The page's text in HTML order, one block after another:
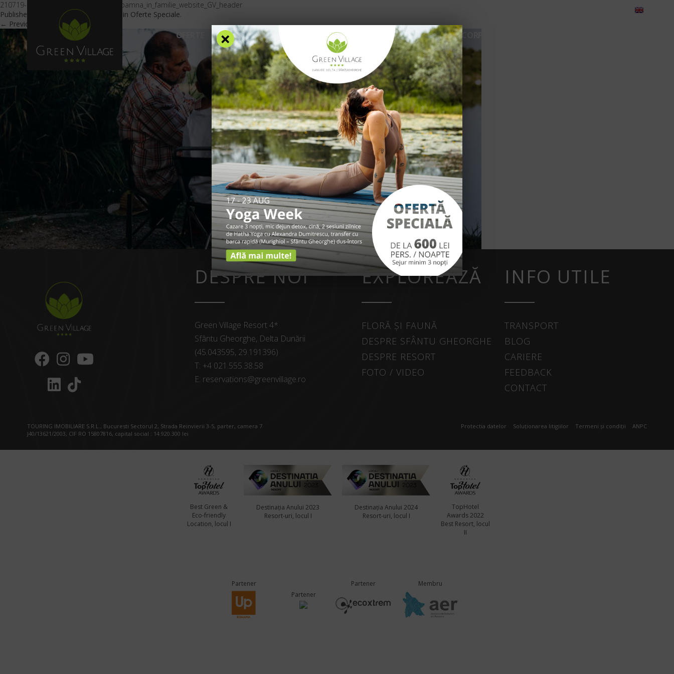
OFERTE CAZARE FACILITĂȚI EXPERIENȚE TARIFE INFO UTILE CORPORATE
210719-Imagine_oferta_Vacanta_de_toamna_in_familie_website_GV_header
Published
July 20, 2021 at1206 × 553 in Oferte Speciale.
← Previous
Next →
DESPRE NOI
Green Village Resort 4*
Sfântu Gheorghe, Delta Dunării
(45.043595, 29.191396)
T: +4 021.555.38.58
E: reservations@greenvillage.ro
EXPLOREAZĂ
FLORĂ ȘI FAUNĂ
DESPRE SFÂNTU GHEORGHE
DESPRE RESORT
FOTO / VIDEO
INFO UTILE
TRANSPORT
BLOG
CARIERE
FEEDBACK
CONTACT
TOURING IMOBILIARE S.R.L., Bucuresti Sectorul 2, Strada Reinvierii 3-5, parter, camera 7
J40/13621/2003, CIF RO 15807816, capital social : 14.920.300 lei
Protectia datelor Soluționarea litigiilor Termeni și condiții ANPC
Best Green &
Eco-friendly
Location, locul I
Destinația Anului 2023
Resort-uri, locul I
Destinația Anului 2024
Resort-uri, locul I
TopHotel
Awards 2022
Best Resort, locul
II
Partener
Partener
Partener Membru
×